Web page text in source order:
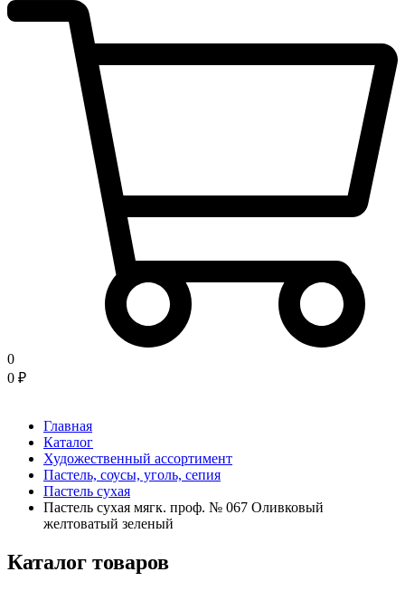
0
0 ₽
Главная
Каталог
Художественный ассортимент
Пастель, соусы, уголь, сепия
Пастель сухая
Пастель сухая мягк. проф. № 067 Оливковый
желтоватый зеленый
Каталог товаров